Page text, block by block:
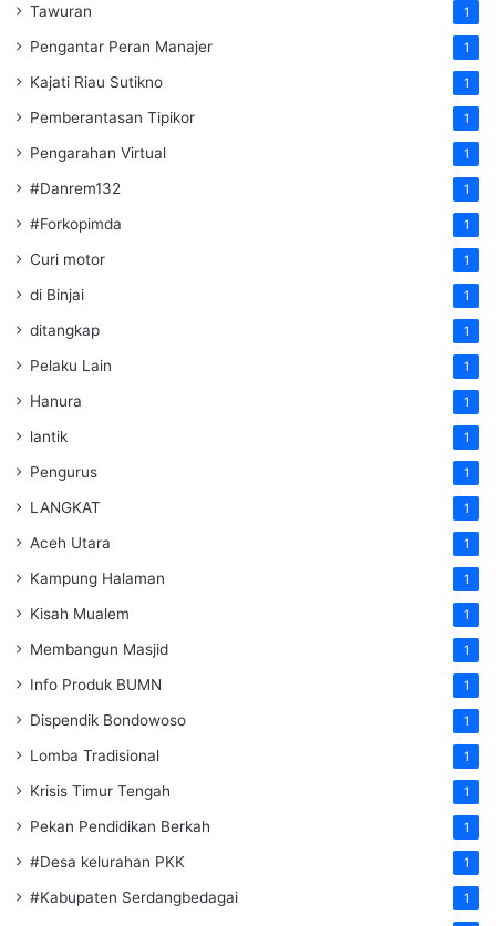
Tawuran 1
Pengantar Peran Manajer 1
Kajati Riau Sutikno 1
Pemberantasan Tipikor 1
Pengarahan Virtual 1
#Danrem132 1
#Forkopimda 1
Curi motor 1
di Binjai 1
ditangkap 1
Pelaku Lain 1
Hanura 1
lantik 1
Pengurus 1
LANGKAT 1
Aceh Utara 1
Kampung Halaman 1
Kisah Mualem 1
Membangun Masjid 1
Info Produk BUMN 1
Dispendik Bondowoso 1
Lomba Tradisional 1
Krisis Timur Tengah 1
Pekan Pendidikan Berkah 1
#Desa kelurahan PKK 1
#Kabupaten Serdangbedagai 1